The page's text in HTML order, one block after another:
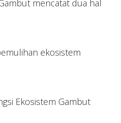
mencatat dua hal
ekosistem
Ekosistem Gambut